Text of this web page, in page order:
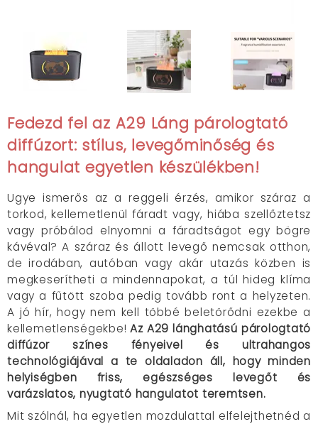
Fedezd fel az A29 Láng párologtató
diffúzort: stílus, levegőminőség és
hangulat egyetlen készülékben!
Ugye ismerős az a reggeli érzés, amikor száraz a
torkod, kellemetlenül fáradt vagy, hiába szellőztetsz
vagy próbálod elnyomni a fáradtságot egy bögre
kávéval? A száraz és állott levegő nemcsak otthon,
de irodában, autóban vagy akár utazás közben is
megkeserítheti a mindennapokat, a túl hideg klíma
vagy a fűtött szoba pedig tovább ront a helyzeten.
A jó hír, hogy nem kell többé beletörődni ezekbe a
kellemetlenségekbe!Az A29 lánghatású párologtató
diffúzor színes fényeivel és ultrahangos
technológiájával a te oldaladon áll, hogy minden
helyiségben friss, egészséges levegőt és
varázslatos, nyugtató hangulatot teremtsen.
Mit szólnál, ha egyetlen mozdulattal elfelejthetnéd a